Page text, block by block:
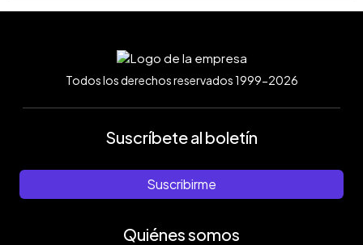
Todos los derechos reservados 1999-2026
Suscríbete al boletín
Suscribirme
Quiénes somos